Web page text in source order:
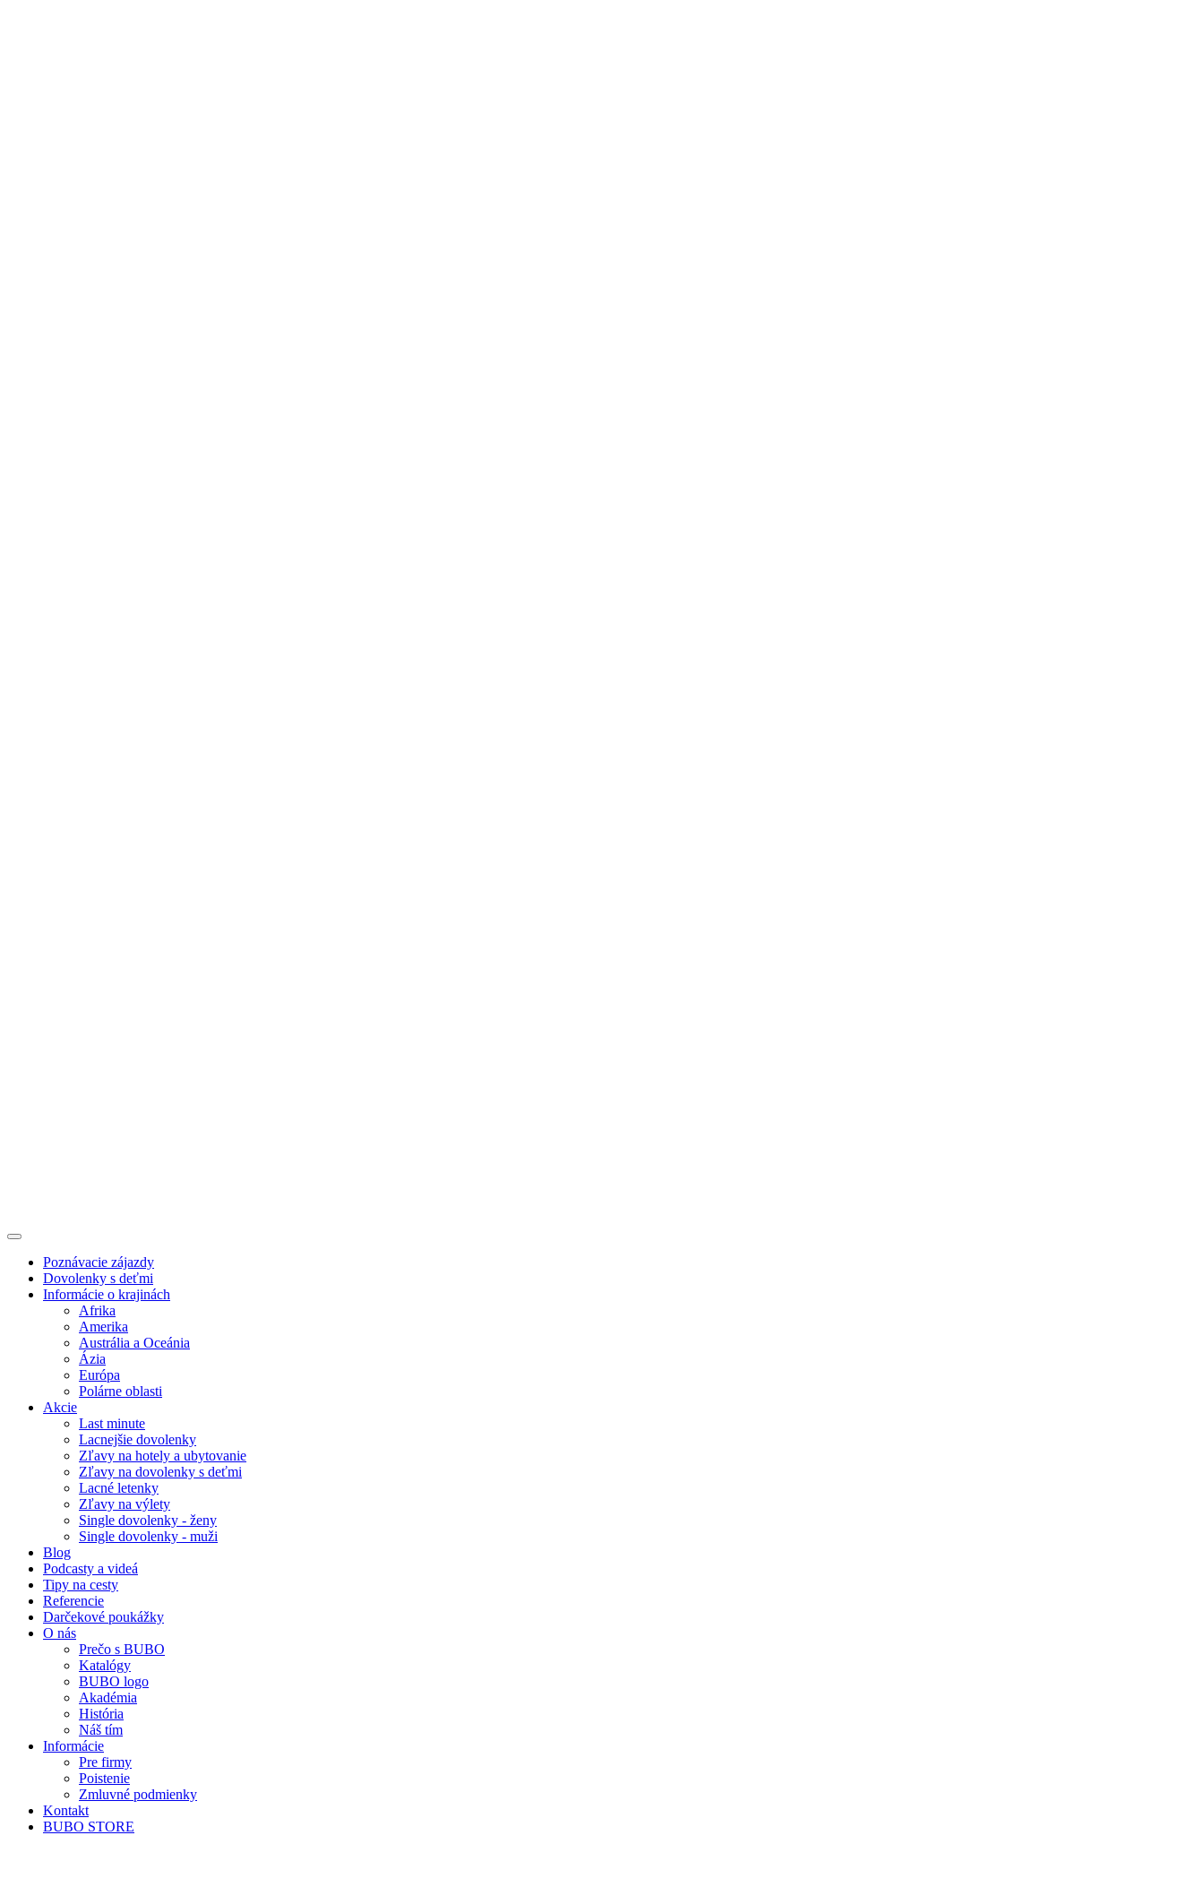
Poznávacie zájazdy
Dovolenky s deťmi
Informácie o krajinách
Afrika
Amerika
Austrália a Oceánia
Ázia
Európa
Polárne oblasti
Akcie
Last minute
Lacnejšie dovolenky
Zľavy na hotely a ubytovanie
Zľavy na dovolenky s deťmi
Lacné letenky
Zľavy na výlety
Single dovolenky - ženy
Single dovolenky - muži
Blog
Podcasty a videá
Tipy na cesty
Referencie
Darčekové poukážky
O nás
Prečo s BUBO
Katalógy
BUBO logo
Akadémia
História
Náš tím
Informácie
Pre firmy
Poistenie
Zmluvné podmienky
Kontakt
BUBO STORE